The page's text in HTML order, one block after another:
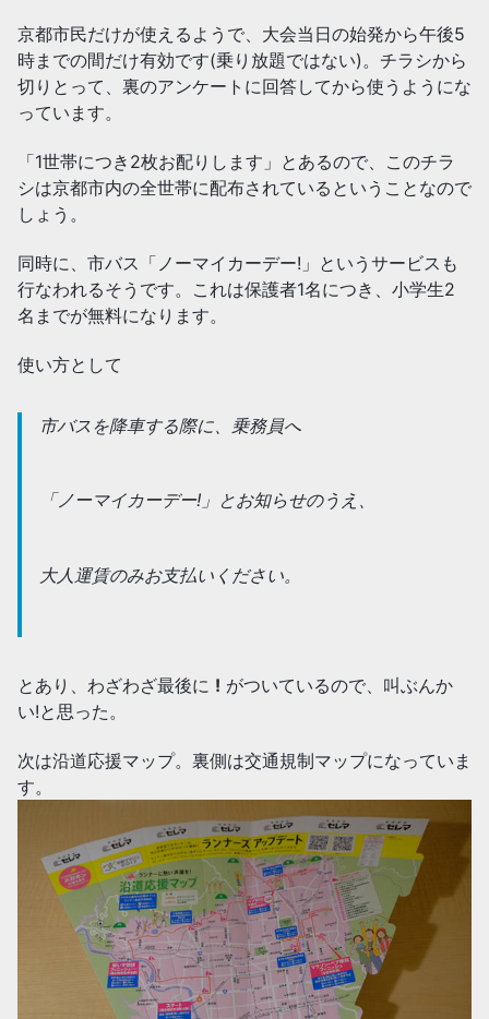
京都市民だけが使えるようで、大会当日の始発から午後5
時までの間だけ有効です(乗り放題ではない)。チラシから
切りとって、裏のアンケートに回答してから使うようにな
っています。
「1世帯につき2枚お配りします」とあるので、このチラ
シは京都市内の全世帯に配布されているということなので
しょう。
同時に、市バス「ノーマイカーデー!」というサービスも
行なわれるそうです。これは保護者1名につき、小学生2
名までが無料になります。
使い方として
市バスを降車する際に、乗務員へ
「ノーマイカーデー!」とお知らせのうえ、
大人運賃のみお支払いください。
とあり、わざわざ最後に ! がついているので、叫ぶんか
い!と思った。
次は沿道応援マップ。裏側は交通規制マップになっていま
す。